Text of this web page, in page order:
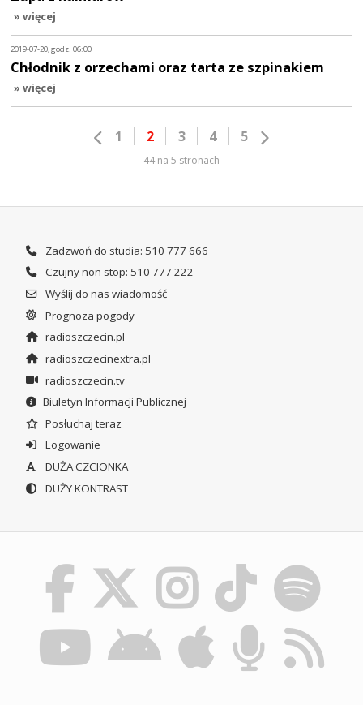
» więcej
2019-07-20, godz. 06:00
Chłodnik z orzechami oraz tarta ze szpinakiem
» więcej
1 2 3 4 5
44 na 5 stronach
Zadzwoń do studia: 510 777 666
Czujny non stop: 510 777 222
Wyślij do nas wiadomość
Prognoza pogody
radioszczecin.pl
radioszczecinextra.pl
radioszczecin.tv
Biuletyn Informacji Publicznej
Posłuchaj teraz
Logowanie
DUŻA CZCIONKA
DUŻY KONTRAST